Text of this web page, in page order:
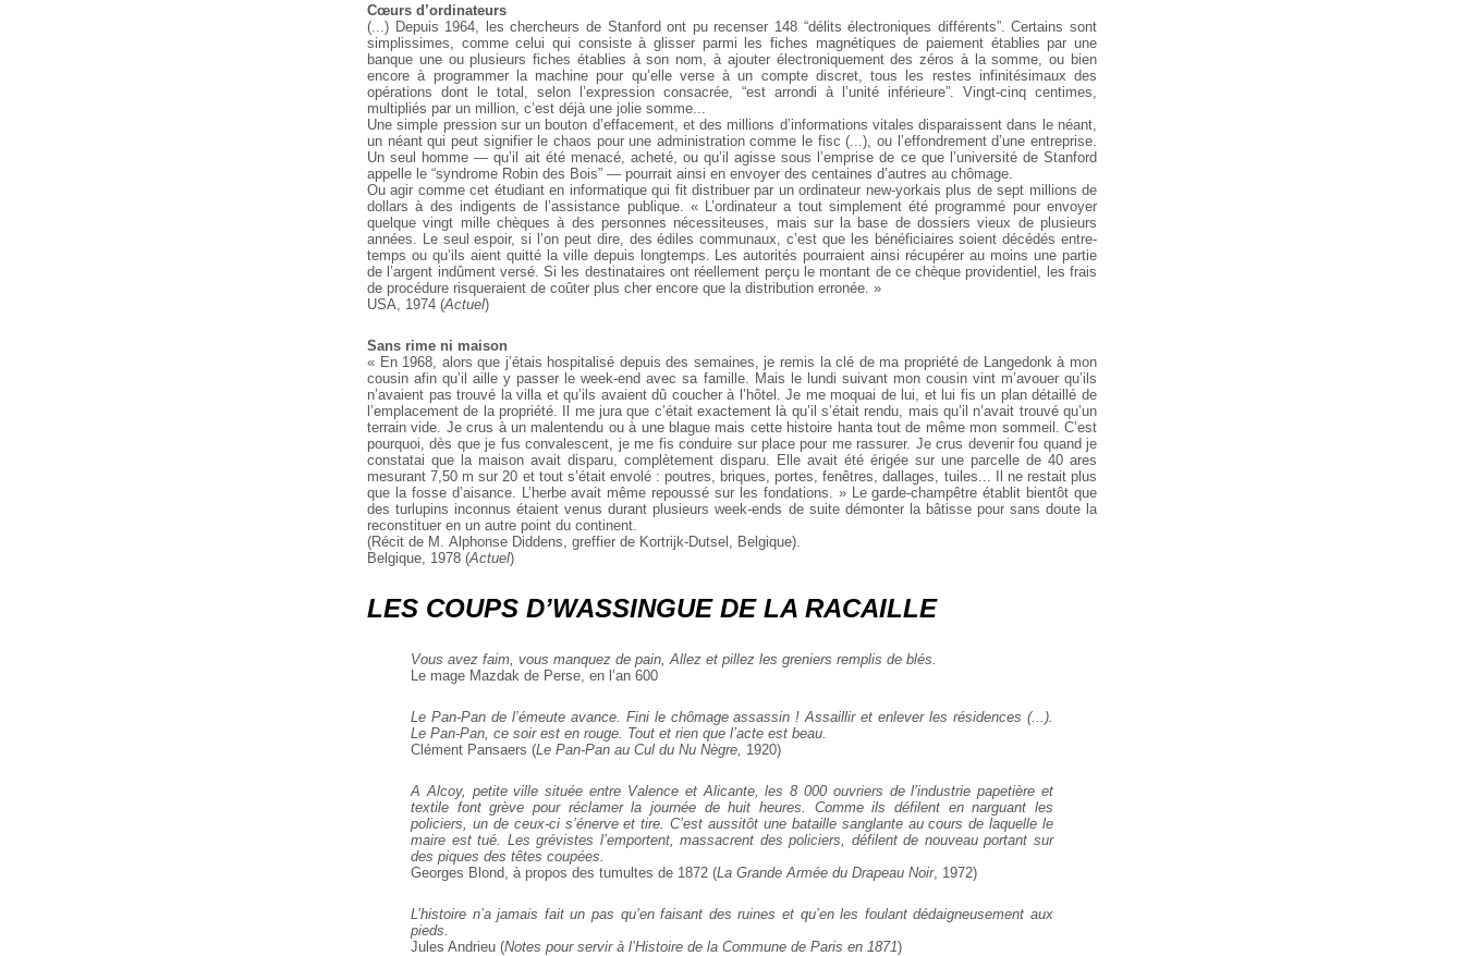
Cœurs d’ordinateurs
(...) Depuis 1964, les chercheurs de Stanford ont pu recenser 148 “délits électroniques différents”. Certains sont
simplissimes, comme celui qui consiste à glisser parmi les fiches magnétiques de paiement établies par une
banque une ou plusieurs fiches établies à son nom, à ajouter électroniquement des zéros à la somme, ou bien
encore à programmer la machine pour qu’elle verse à un compte discret, tous les restes infinitésimaux des
opérations dont le total, selon l’expression consacrée, “est arrondi à l’unité inférieure”. Vingt-cinq centimes,
multipliés par un million, c’est déjà une jolie somme...
Une simple pression sur un bouton d’effacement, et des millions d’informations vitales disparaissent dans le néant,
un néant qui peut signifier le chaos pour une administration comme le fisc (...), ou l’effondrement d’une entreprise.
Un seul homme — qu’il ait été menacé, acheté, ou qu’il agisse sous l’emprise de ce que l’université de Stanford
appelle le “syndrome Robin des Bois” — pourrait ainsi en envoyer des centaines d’autres au chômage.
Ou agir comme cet étudiant en informatique qui fit distribuer par un ordinateur new-yorkais plus de sept millions de
dollars à des indigents de l’assistance publique. « L’ordinateur a tout simplement été programmé pour envoyer
quelque vingt mille chèques à des personnes nécessiteuses, mais sur la base de dossiers vieux de plusieurs
années. Le seul espoir, si l’on peut dire, des édiles communaux, c’est que les bénéficiaires soient décédés entre-
temps ou qu’ils aient quitté la ville depuis longtemps. Les autorités pourraient ainsi récupérer au moins une partie
de l’argent indûment versé. Si les destinataires ont réellement perçu le montant de ce chèque providentiel, les frais
de procédure risqueraient de coûter plus cher encore que la distribution erronée. »
USA, 1974 (Actuel)
Sans rime ni maison
« En 1968, alors que j’étais hospitalisé depuis des semaines, je remis la clé de ma propriété de Langedonk à mon
cousin afin qu’il aille y passer le week-end avec sa famille. Mais le lundi suivant mon cousin vint m’avouer qu’ils
n’avaient pas trouvé la villa et qu’ils avaient dû coucher à l’hôtel. Je me moquai de lui, et lui fis un plan détaillé de
l’emplacement de la propriété. Il me jura que c’était exactement là qu’il s’était rendu, mais qu’il n’avait trouvé qu’un
terrain vide. Je crus à un malentendu ou à une blague mais cette histoire hanta tout de même mon sommeil. C’est
pourquoi, dès que je fus convalescent, je me fis conduire sur place pour me rassurer. Je crus devenir fou quand je
constatai que la maison avait disparu, complètement disparu. Elle avait été érigée sur une parcelle de 40 ares
mesurant 7,50 m sur 20 et tout s’était envolé : poutres, briques, portes, fenêtres, dallages, tuiles... Il ne restait plus
que la fosse d’aisance. L’herbe avait même repoussé sur les fondations. » Le garde-champêtre établit bientôt que
des turlupins inconnus étaient venus durant plusieurs week-ends de suite démonter la bâtisse pour sans doute la
reconstituer en un autre point du continent.
(Récit de M. Alphonse Diddens, greffier de Kortrijk-Dutsel, Belgique).
Belgique, 1978 (Actuel)
LES COUPS D’WASSINGUE DE LA RACAILLE
Vous avez faim, vous manquez de pain, Allez et pillez les greniers remplis de blés.
Le mage Mazdak de Perse, en l’an 600
Le Pan-Pan de l’émeute avance. Fini le chômage assassin ! Assaillir et enlever les résidences (...).
Le Pan-Pan, ce soir est en rouge. Tout et rien que l’acte est beau.
Clément Pansaers (Le Pan-Pan au Cul du Nu Nègre, 1920)
A Alcoy, petite ville située entre Valence et Alicante, les 8 000 ouvriers de l’industrie papetière et
textile font grève pour réclamer la journée de huit heures. Comme ils défilent en narguant les
policiers, un de ceux-ci s’énerve et tire. C’est aussitôt une bataille sanglante au cours de laquelle le
maire est tué. Les grévistes l’emportent, massacrent des policiers, défilent de nouveau portant sur
des piques des têtes coupées.
Georges Blond, à propos des tumultes de 1872 (La Grande Armée du Drapeau Noir, 1972)
L’histoire n’a jamais fait un pas qu’en faisant des ruines et qu’en les foulant dédaigneusement aux
pieds.
Jules Andrieu (Notes pour servir à l’Histoire de la Commune de Paris en 1871)